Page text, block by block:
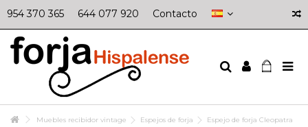
954 370 365 644 077 920 Contacto
Muebles recibidor vintage Espejos de forja Espejo de forja Cleopatra